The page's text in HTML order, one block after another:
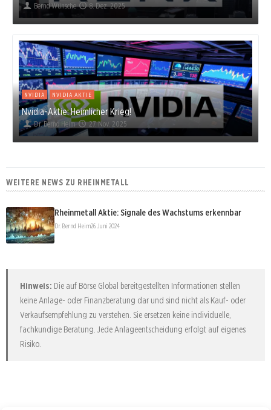
Bernd Wünsche 8. Dez. 2025
NVIDIA NVIDIA AKTIE
Nvidia-Aktie: Heimlicher Krieg!
Dr. Bernd Heim 27. Nov. 2025
WEITERE NEWS ZU RHEINMETALL
Rheinmetall Aktie: Signale des Wachstums erkennbar
Dr. Bernd Heim26. Juni 2024
Hinweis: Die auf Börse Global bereitgestellten Informationen stellen
keine Anlage- oder Finanzberatung dar und sind nicht als Kauf- oder
Verkaufsempfehlung zu verstehen. Sie ersetzen keine individuelle,
fachkundige Beratung. Jede Anlageentscheidung erfolgt auf eigenes
Risiko.